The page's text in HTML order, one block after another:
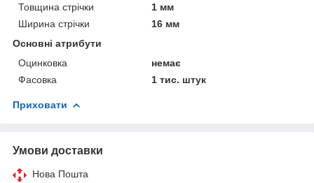
Товщина стрічки
1 мм
Ширина стрічки
16 мм
Основні атрибути
Оцинковка
немає
Фасовка
1 тис. штук
Приховати
Умови доставки
Нова Пошта